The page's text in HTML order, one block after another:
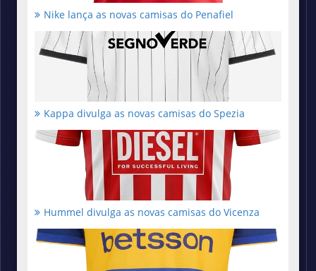
Nike lança as novas camisas do Penafiel
Kappa divulga as novas camisas do Spezia
Hummel divulga as novas camisas do Vicenza